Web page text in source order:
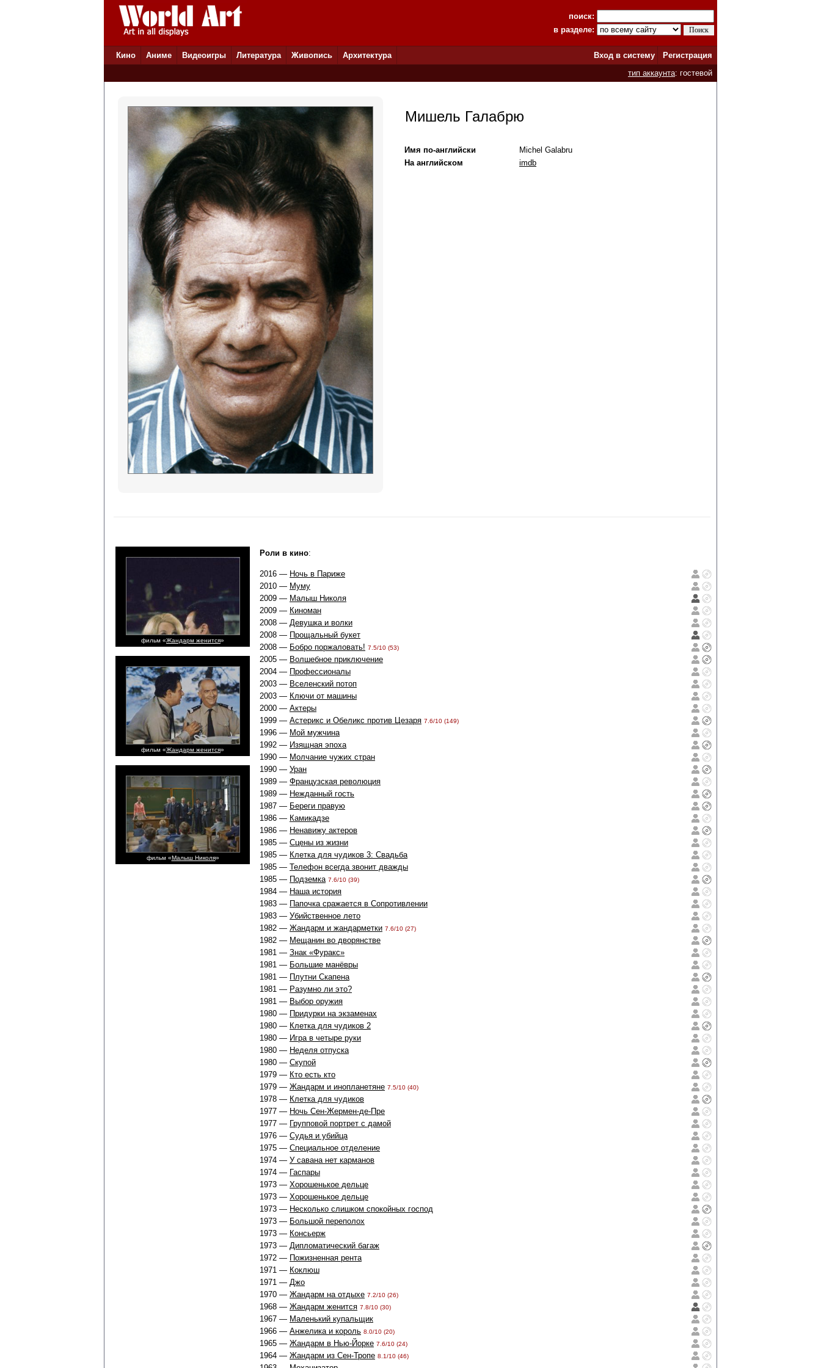
поиск:
в разделе:
Кино Аниме Видеоигры Литература Живопись Архитектура Вход в систему
Регистрация
тип аккаунта: гостевой
Мишель Галабрю
Имя по-английски
Michel Galabru
На английском
imdb
фильм «Жандарм женится»
фильм «Жандарм женится»
фильм «Малыш Николя»
Роли в кино:
2016 — Ночь в Париже
2010 — Муму
2009 — Малыш Николя
2009 — Киноман
2008 — Девушка и волки
2008 — Прощальный букет
2008 — Бобро поржаловать! 7.5/10 (53)
2005 — Волшебное приключение
2004 — Профессионалы
2003 — Вселенский потоп
2003 — Ключи от машины
2000 — Актеры
1999 — Астерикс и Обеликс против Цезаря 7.6/10 (149)
1996 — Мой мужчина
1992 — Изящная эпоха
1990 — Молчание чужих стран
1990 — Уран
1989 — Французская революция
1989 — Нежданный гость
1987 — Береги правую
1986 — Камикадзе
1986 — Ненавижу актеров
1985 — Сцены из жизни
1985 — Клетка для чудиков 3: Свадьба
1985 — Телефон всегда звонит дважды
1985 — Подземка 7.6/10 (39)
1984 — Наша история
1983 — Папочка сражается в Сопротивлении
1983 — Убийственное лето
1982 — Жандарм и жандарметки 7.6/10 (27)
1982 — Мещанин во дворянстве
1981 — Знак «Фуракс»
1981 — Большие манёвры
1981 — Плутни Скапена
1981 — Разумно ли это?
1981 — Выбор оружия
1980 — Придурки на экзаменах
1980 — Клетка для чудиков 2
1980 — Игра в четыре руки
1980 — Неделя отпуска
1980 — Скупой
1979 — Кто есть кто
1979 — Жандарм и инопланетяне 7.5/10 (40)
1978 — Клетка для чудиков
1977 — Ночь Сен-Жермен-де-Пре
1977 — Групповой портрет с дамой
1976 — Судья и убийца
1975 — Специальное отделение
1974 — У савана нет карманов
1974 — Гаспары
1973 — Хорошенькое дельце
1973 — Хорошенькое дельце
1973 — Несколько слишком спокойных господ
1973 — Большой переполох
1973 — Консьерж
1973 — Дипломатический багаж
1972 — Пожизненная рента
1971 — Коклюш
1971 — Джо
1970 — Жандарм на отдыхе 7.2/10 (26)
1968 — Жандарм женится 7.8/10 (30)
1967 — Маленький купальщик
1966 — Анжелика и король 8.0/10 (20)
1965 — Жандарм в Нью-Йорке 7.6/10 (24)
1964 — Жандарм из Сен-Тропе 8.1/10 (46)